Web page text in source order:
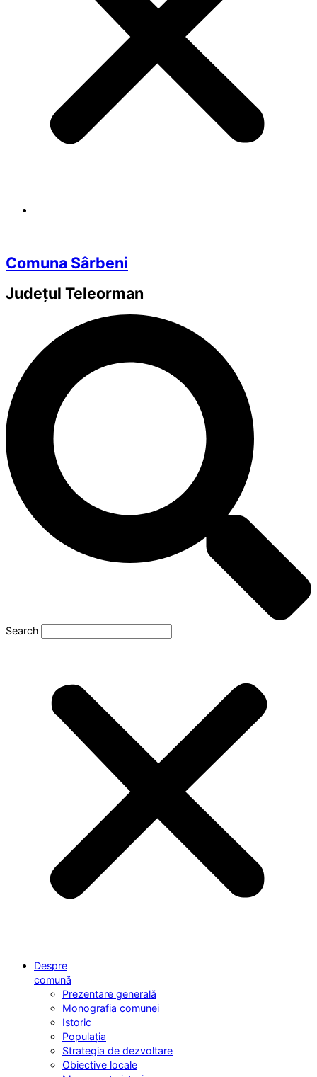
Comuna Sârbeni
Județul Teleorman
Search
Despre
comună
Prezentare generală
Monografia comunei
Istoric
Populația
Strategia de dezvoltare
Obiective locale